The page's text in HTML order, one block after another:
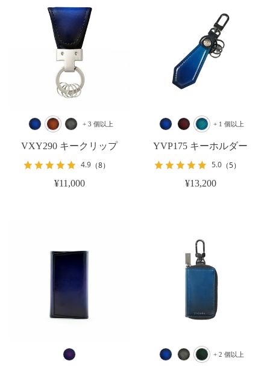
VXY290 キークリップ
4.9（8）
¥11,000
+ 3 個以上
YVP175 キーホルダー
5.0 （5）
¥13,200
+ 1 個以上
+ 2 個以上